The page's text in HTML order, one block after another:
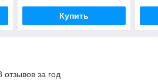
Купить
за год